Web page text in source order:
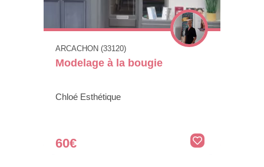
ARCACHON (33120)
Modelage à la bougie
Chloé Esthétique
60€